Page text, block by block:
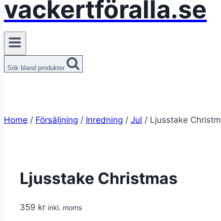
vackertföralla.se
Sök bland produkter
Home / Försäljning / Inredning / Jul / Ljusstake
Ljusstake Christmas
359 kr inkl. moms